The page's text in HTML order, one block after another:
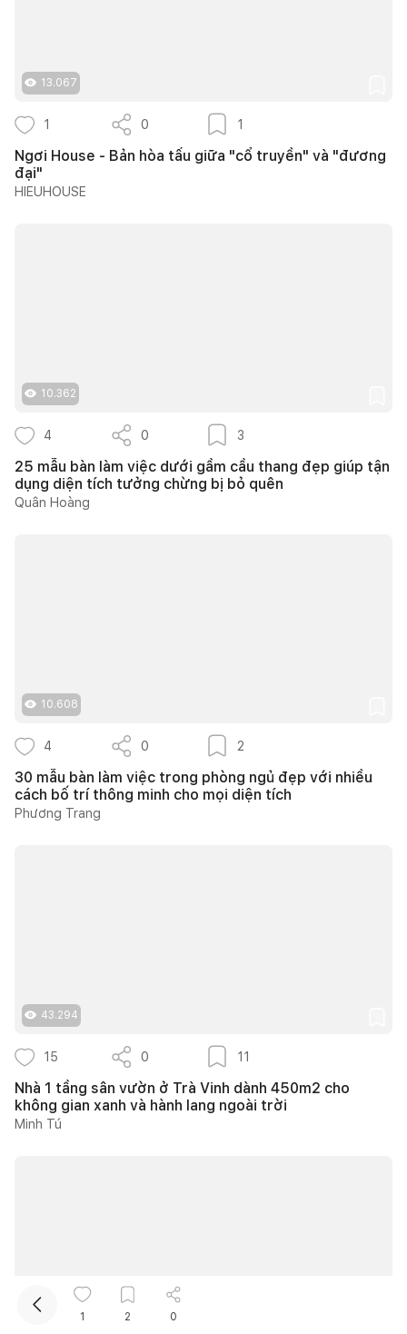
13.067
1 0 1
Ngơi House - Bản hòa tấu giữa "cổ truyền" và "đương
đại"
HIEUHOUSE
10.362
4 0 3
25 mẫu bàn làm việc dưới gầm cầu thang đẹp giúp tận
dụng diện tích tưởng chừng bị bỏ quên
Quân Hoàng
10.608
4 0 2
30 mẫu bàn làm việc trong phòng ngủ đẹp với nhiều
cách bố trí thông minh cho mọi diện tích
Phương Trang
43.294
15 0 11
Nhà 1 tầng sân vườn ở Trà Vinh dành 450m2 cho
không gian xanh và hành lang ngoài trời
Minh Tú
1 2 0
Kết nối thiết kế, thi công